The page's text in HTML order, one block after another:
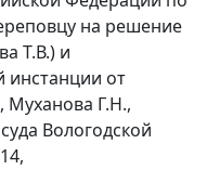
на решение
Т.В.) и
инстанции от
Муханова Г.Н.,
Вологодской